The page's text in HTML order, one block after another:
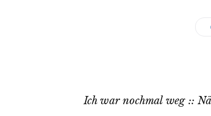
Ich war nochmal weg ::